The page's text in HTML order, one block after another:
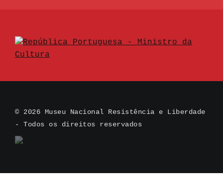
© 2026 Museu Nacional Resistência e Liberdade
- Todos os direitos reservados